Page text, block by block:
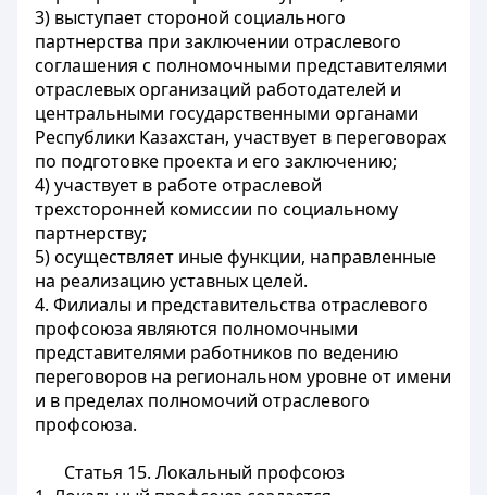
3) выступает стороной социального
партнерства при заключении отраслевого
соглашения с полномочными представителями
отраслевых организаций работодателей и
центральными государственными органами
Республики Казахстан, участвует в переговорах
по подготовке проекта и его заключению;
4) участвует в работе отраслевой
трехсторонней комиссии по социальному
партнерству;
5) осуществляет иные функции, направленные
на реализацию уставных целей.
4. Филиалы и представительства отраслевого
профсоюза являются полномочными
представителями работников по ведению
переговоров на региональном уровне от имени
и в пределах полномочий отраслевого
профсоюза.
Статья 15. Локальный профсоюз